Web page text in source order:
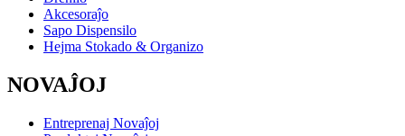
Akcesoraĵo
Sapo Dispensilo
Hejma Stokado & Organizo
NOVAĴOJ
Entreprenaj Novaĵoj